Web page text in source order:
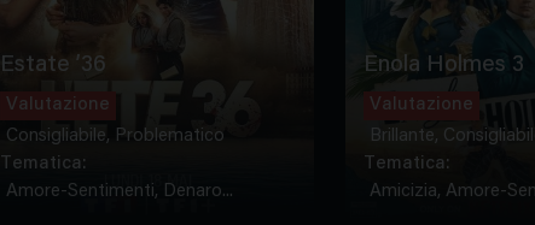
Estate ’36
Valutazione
Consigliabile, Problematico
Tematica:
Amore-Sentimenti, Denaro...
Enola Holmes 3
Valutazione
Brillante,
Tematica:
Amicizia, Amore-